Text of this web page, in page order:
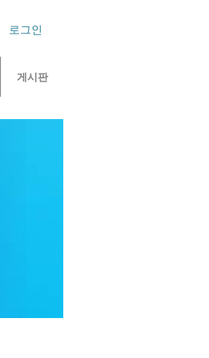
로그인
게시판